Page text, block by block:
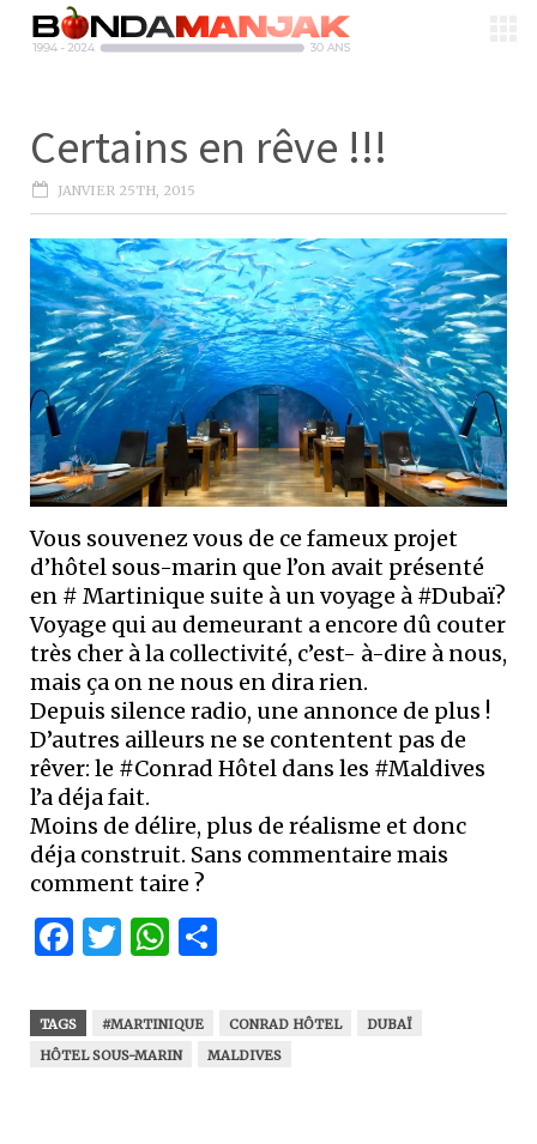
Certains en rêve !!!
JANVIER 25TH, 2015
Vous souvenez vous de ce fameux projet
d’hôtel sous-marin que l’on avait présenté
en # Martinique suite à un voyage à #Dubaï?
Voyage qui au demeurant a encore dû couter
très cher à la collectivité, c’est- à-dire à nous,
mais ça on ne nous en dira rien.
Depuis silence radio, une annonce de plus !
D’autres ailleurs ne se contentent pas de
rêver: le #Conrad Hôtel dans les #Maldives
l’a déja fait.
Moins de délire, plus de réalisme et donc
déja construit. Sans commentaire mais
comment taire ?
Facebook
Twitter
WhatsApp
TAGS #MARTINIQUE CONRAD HÔTEL
DUBAÏ
HÔTEL SOUS-MARIN
MALDIVES